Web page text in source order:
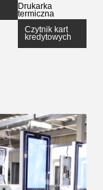
Drukarka
termiczna
Czytnik kart
kredytowych